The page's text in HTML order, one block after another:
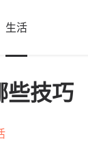
生活
些技巧